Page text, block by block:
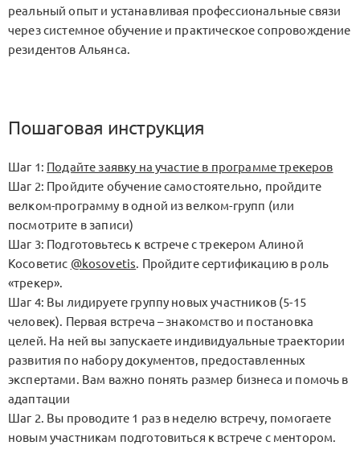
реальный опыт и устанавливая профессиональные связи
через системное обучение и практическое сопровождение
резидентов Альянса.
Пошаговая инструкция
Шаг 1: Подайте заявку на участие в программе трекеров
Шаг 2: Пройдите обучение самостоятельно, пройдите
велком-программу в одной из велком-групп (или
посмотрите в записи)
Шаг 3: Подготовьтесь к встрече с трекером Алиной
Косоветис @kosovetis. Пройдите сертификацию в роль
«трекер».
Шаг 4: Вы лидируете группу новых участников (5-15
человек). Первая встреча – знакомство и постановка
целей. На ней вы запускаете индивидуальные траектории
развития по набору документов, предоставленных
экспертами. Вам важно понять размер бизнеса и помочь в
адаптации
Шаг 2. Вы проводите 1 раз в неделю встречу, помогаете
новым участникам подготовиться к встрече с ментором.